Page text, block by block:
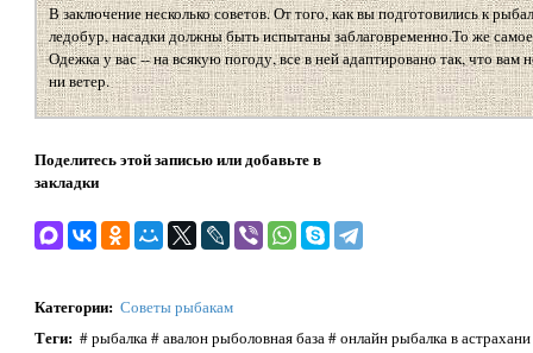
В заключение несколько советов. От того, как вы подготовились к
ледобур, насадки должны быть испытаны заблаговременно.То же
Одежка у вас -- на всякую погоду, все в ней адаптировано так, что
ни ветер.
Поделитесь этой записью или добавьте в
закладки
Категории: Советы рыбакам
Теги: # рыбалка # авалон рыболовная база # онлайн рыбалка в астрахани